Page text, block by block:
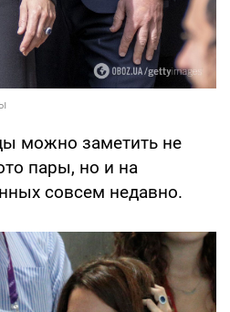
можно заметить не
пары, но и на
совсем недавно.